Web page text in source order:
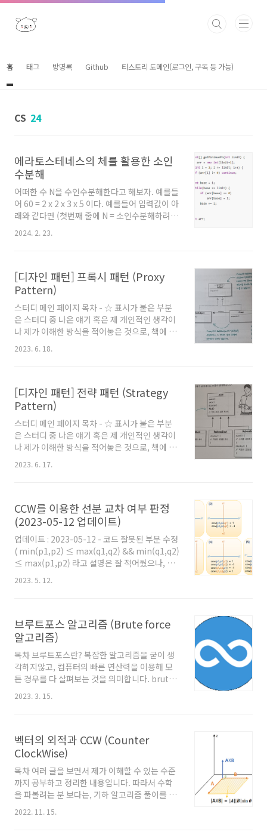
본문 바로가기
홈 태그 방명록 Github 티스토리 도메인(로그인, 구독 등 가능)
CS 24
에라토스테네스의 체를 활용한 소인
수분해
어떠한 수 N을 수인수분해한다고 해보자. 예를들
어 60 = 2 x 2 x 3 x 5 이다. 예를들어 입력값이 아
래와 같다면 (첫번째 줄에 N = 소인수분해하려는
수의 갯수, 두번째 줄에 소인수분해하려는 수 kn
/ N은 1 ~ 1,000,000, kn은 2 ~ 5,000,000) N
자. 5 2 2 3 3 5 2 2 2 2 2 2 2 3 3 3 기존에 생각했
던 방식은 이하와 같았다. ('더보기') 더보기 내 경
우 처음 생각한 방식은, 우선 입력값 N 이하의 모
든 소수를 구해두고, 소수 리스트를 순회하며 찾
는 방식이었다. 예를들어 N이 60이라면 60 이하
의 모든 소수를 우선 구해둔다. 그 후 작..
2024. 2. 23.
[디자인 패턴] 프록시 패턴 (Proxy
Pattern)
스터디 메인 페이지 목차 - ☆ 표시가 붙은 부분
은 스터디 중 나온 얘기 혹은 제 개인적인 생각이
나 제가 이해한 방식을 적어놓은 것으로, 책에 나
오지 않는 내용입니다. 따라서 책에서 말하고자
하는 바와 다를 수 있습니다. 또한 책에는 따로
헤드퍼스트 디자인패턴 개정판(한빛미디어) 입
니다. 프록시 패턴 (Proxy Pattern) 코드 링크 :
github GitHub - nahwasa/study-design-
patterns: 헤드퍼스트 디자인패턴 스터디 진행
하면서 각 패턴별 문제점이 있 헤드퍼스트 디자
인패턴 스터디 진행하면서 각 패턴별 문제점이
있는 코드부터 개선되는 코드까지 짜보기 위한
2023. 6. 18.
[디자인 패턴] 전략 패턴 (Strategy
Pattern)
스터디 메인 페이지 목차 - ☆ 표시가 붙은 부분
은 스터디 중 나온 얘기 혹은 제 개인적인 생각이
나 제가 이해한 방식을 적어놓은 것으로, 책에 나
오지 않는 내용입니다. 따라서 책에서 말하고자
하는 바와 다를 수 있습니다. 또한 책에는 따로
헤드퍼스트 디자인패턴 개정판(한빛미디어) 입
니다. 전략 패턴 (Strategy Pattern) 코드 링크 :
github GitHub - nahwasa/study-design-
patterns: 헤드퍼스트 디자인패턴 스터디 진행
하면서 각 패턴별 문제점이 있 헤드퍼스트 디자
인패턴 스터디 진행하면서 각 패턴별 문제점이
있는 코드부터 개선되는 코드까지 짜보기 위한
2023. 6. 17.
CCW를 이용한 선분 교차 여부 판정
(2023-05-12 업데이트)
업데이트 : 2023-05-12 - 코드 잘못된 부분 수정
( min(p1,p2) ≤ max(q1,q2) && min(q1,q2)
≤ max(p1,p2) 라고 설명은 잘 적어뒀으나, 올
린 코드가 잘못됬었음.)
line1.p1.compareTo(line2.p2)
2023. 5. 12.
브루트포스 알고리즘 (Brute force
알고리즘)
목차 브루트포스란? 복잡한 알고리즘을 굳이 생
각하지않고, 컴퓨터의 빠른 연산력을 이용해 모
든 경우를 다 살펴보는 것을 의미합니다. brute
force, BF, 완전탐색(exhaustive search), 완
탐 정도로 불립니다. 설명을 위해 코딩테스트와
때, 세 수의 합이 S인 모든 경우의 수를 구하여라.
입력은 첫째줄에 공백을 기준으로 순서대로 N과
S가 주어진다. (3 ≤ N ≤ 20, lSl ≤ 1,000,000)
두번째줄에는 N개의 정수가 공백을 기준으로 주
어지며, 각 정수의 절대값은 1,000,000을 넘지
않는다.(제한시간1초) 예를들어 만약 입력이 아
래와 같이 주어졌다면, N=10, S=0이고 3개..
2023. 3. 15.
벡터의 외적과 CCW (Counter
ClockWise)
목차 여러 글을 보면서 제가 이해할 수 있는 수준
까지 공부하고 정리한 내용입니다. 따라서 수학
을 파볼려는 분 보다는, 기하 알고리즘 풀이를 위
한 기본적인 이해용으로 보시는게 맞을 것 같습
니다. 제가 수학을 매우 못하는 편이라 제가 이해
2022. 11. 15.